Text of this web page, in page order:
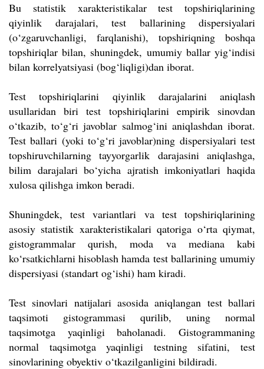
Bu statistik xarakteristikalar test topshiriqlarining
qiyinlik darajalari, test ballarining dispersiyalari
(o‘zgaruvchanligi, farqlanishi), topshiriqning boshqa
topshiriqlar bilan, shuningdek, umumiy ballar yig‘indisi
bilan korrelyatsiyasi (bog‘liqligi)dan iborat.
Test topshiriqlarini qiyinlik darajalarini aniqlash
usullaridan biri test topshiriqlarini empirik sinovdan
o‘tkazib, to‘g‘ri javoblar salmog‘ini aniqlashdan iborat.
Test ballari (yoki to‘g‘ri javoblar)ning dispersiyalari test
topshiruvchilarning tayyorgarlik darajasini aniqlashga,
bilim darajalari bo‘yicha ajratish imkoniyatlari haqida
xulosa qilishga imkon beradi.
Shuningdek, test variantlari va test topshiriqlarining
asosiy statistik xarakteristikalari qatoriga o‘rta qiymat,
gistogrammalar qurish, moda va mediana kabi
ko‘rsatkichlarni hisoblash hamda test ballarining umumiy
dispersiyasi (standart og‘ishi) ham kiradi.
Test sinovlari natijalari asosida aniqlangan test ballari
taqsimoti gistogrammasi qurilib, uning normal
taqsimotga yaqinligi baholanadi. Gistogrammaning
normal taqsimotga yaqinligi testning sifatini, test
sinovlarining obyektiv o‘tkazilganligini bildiradi.